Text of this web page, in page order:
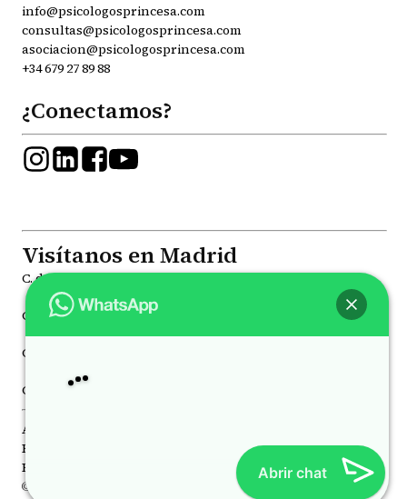
info@psicologosprincesa.com
consultas@psicologosprincesa.com
asociacion@psicologosprincesa.com
+34 679 27 89 88
¿Conectamos?
Visítanos en Madrid
C. de la Princesa, 81, Moncloa - Aravaca, 28008
C. de Joaquín María López, 41, Chamberí, 28015
C. de Juan Álvarez Mendizábal, 78 Moncloa - Aravaca, 28008
C. de Luchana, 21, Chamberí, 28010
© 2026 Todos los derechos reservados
Aviso Legal
Política de Privacidad
Política de Cookies
Abrir chat